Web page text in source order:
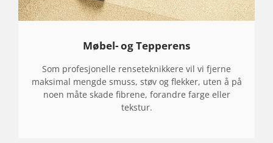
Møbel- og Tepperens
Som profesjonelle renseteknikkere vil vi fjerne
maksimal mengde smuss, støv og flekker, uten å på
noen måte skade fibrene, forandre farge eller
tekstur.